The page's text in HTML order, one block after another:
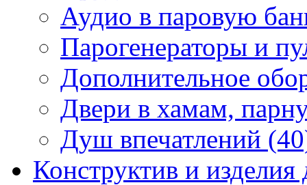
Аудио в паровую
Парогенераторы и
Дополнительное
Двери в хамам,
Душ впечатлений
Конструктив и изделия